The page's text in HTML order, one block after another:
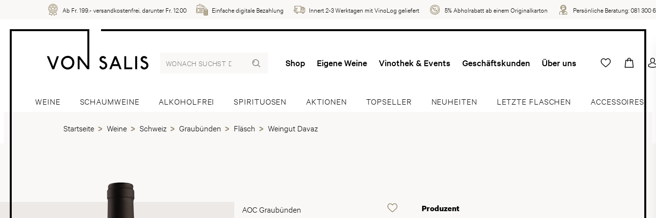
Ab Fr. 199.- versandkostenfrei, darunter Fr. 12.00 Einfache digitale Bezahlung Innert 2-3 Werktagen mit VinoLog geliefert 5% Abholrabatt ab einem Originalkarton Persönliche Beratung:081 300
Shop Eigene Weine Vinothek & Events Geschäftskunden Über uns
WEINE SCHAUMWEINE ALKOHOLFREI SPIRITUOSEN AKTIONEN TOPSELLER NEUHEITEN LETZTE FLASCHEN ACCESSOIRES
Startseite Weine Schweiz Graubünden Fläsch Weingut Davaz
AOC Graubünden Produzent